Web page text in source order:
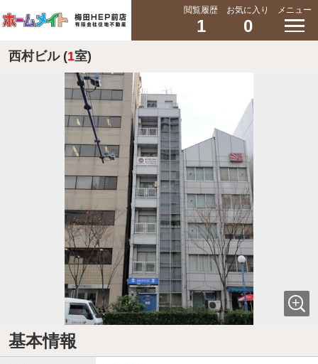
閲覧履歴
1
お気に入り
0
メニュー
西村ビル (1室)
基本情報